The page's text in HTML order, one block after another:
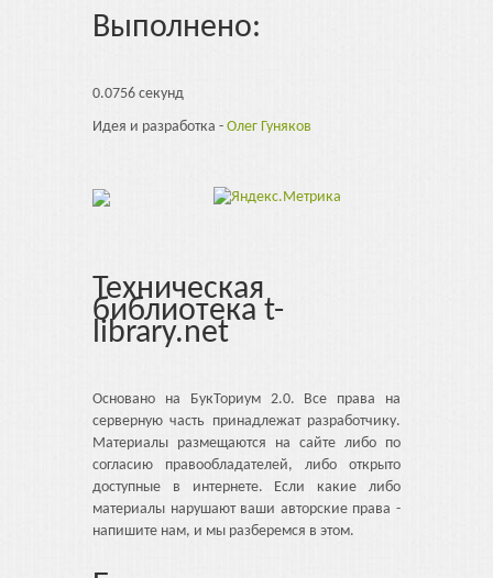
Выполнено:
0.0756 секунд
Идея и разработка - Олег Гуняков
Техническая
библиотека t-
library.net
Основано на БукТориум 2.0. Все права на
серверную часть принадлежат разработчику.
Материалы размещаются на сайте либо по
согласию правообладателей, либо открыто
доступные в интернете. Если какие либо
материалы нарушают ваши авторские права -
напишите нам, и мы разберемся в этом.